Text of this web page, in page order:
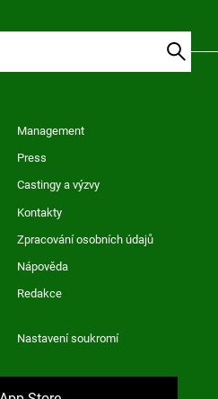
Management
Press
Castingy a výzvy
Kontakty
Zpracování osobních údajů
Nápověda
Redakce
Nastavení soukromí